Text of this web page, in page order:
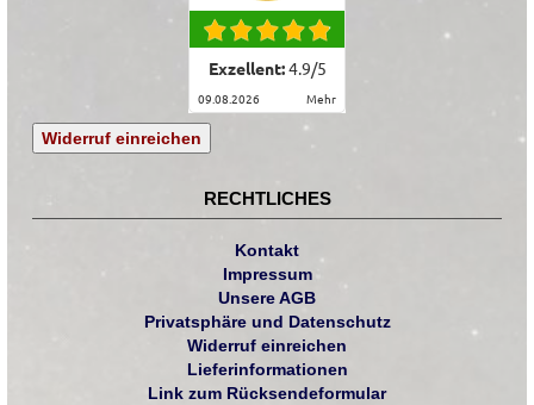
Exzellent:4.9/5
09.08.2026 mehr
Widerruf einreichen
RECHTLICHES
Kontakt
Impressum
Unsere AGB
Privatsphäre und Datenschutz
Widerruf einreichen
Lieferinformationen
Link zum Rücksendeformular